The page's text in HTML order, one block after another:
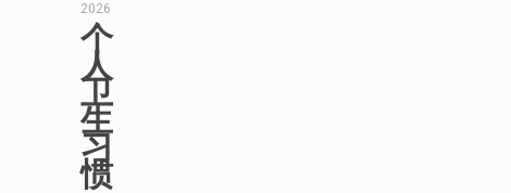
2026
个
人
卫
生
习
惯